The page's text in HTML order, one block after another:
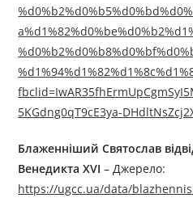
5KGdng0qT9cE3ya-
Блаженніший Святослав
Венедикта XVI – Джерелo:
https://ugcc.ua/data/